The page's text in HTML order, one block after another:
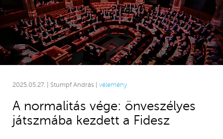
2025.05.27. | Stumpf András | vélemény
A normalitás vége: önveszélyes
játszmába kezdett a Fidesz